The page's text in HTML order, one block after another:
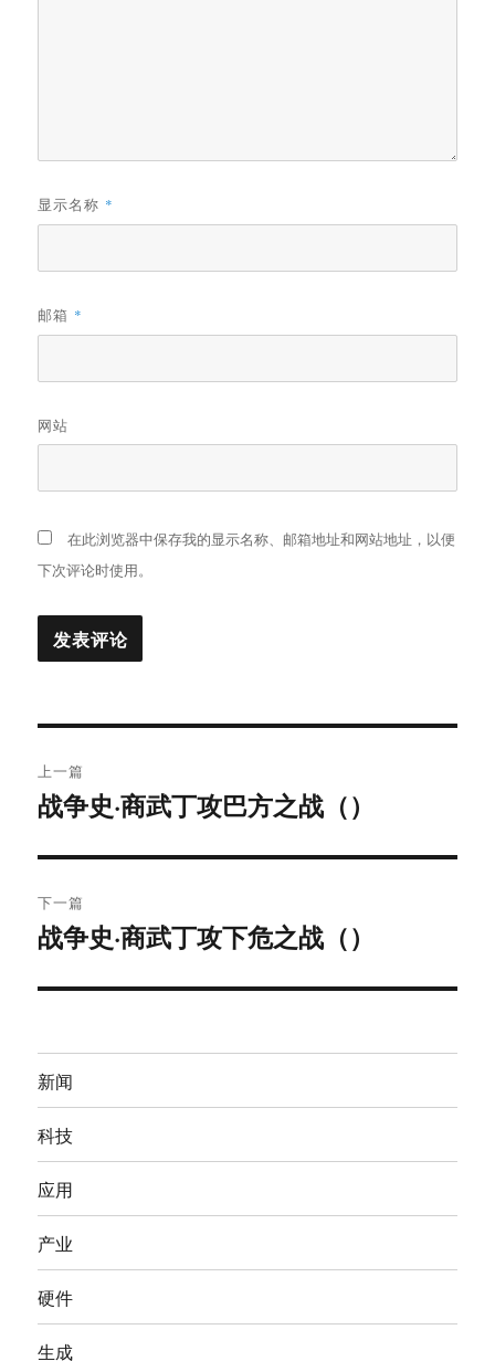
显示名称 *
邮箱 *
网站
在此浏览器中保存我的显示名称、邮箱地址和网站地址，以便
下次评论时使用。
章
航
上一篇
上
文
章：
战争史·商武丁攻巴方之战（）
下一篇
下
文
战争史·商武丁攻下危之战（）
新闻
科技
应用
产业
硬件
生成